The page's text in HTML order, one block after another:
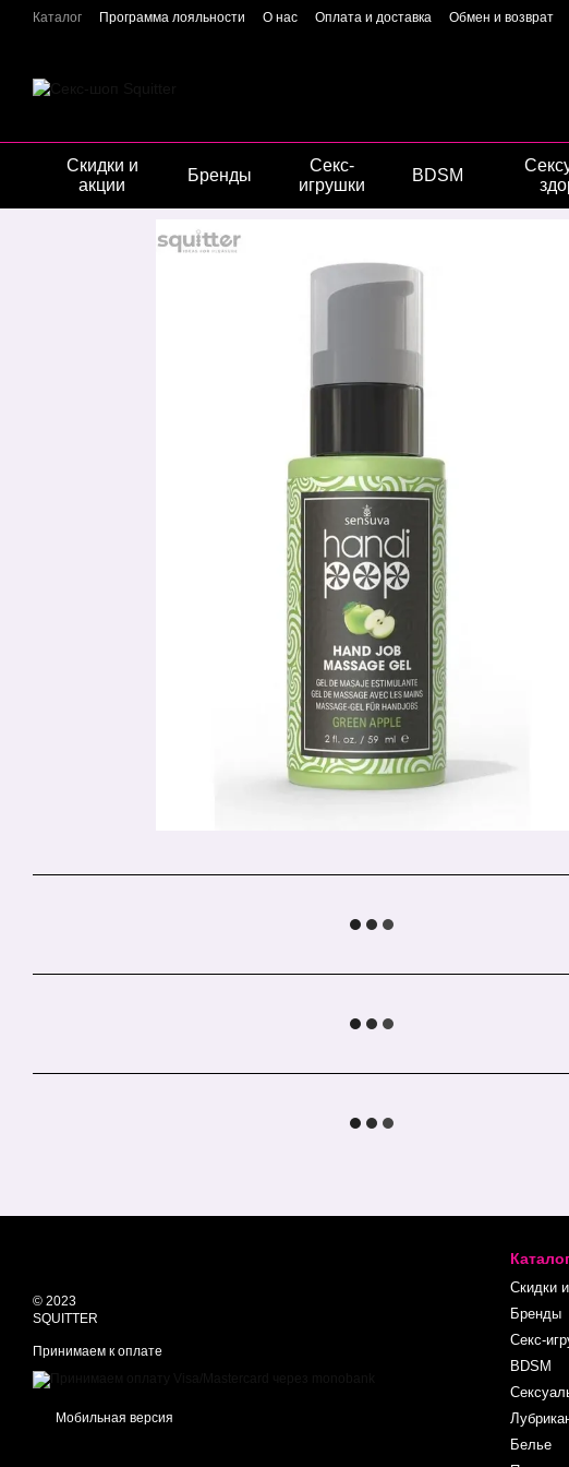
Перейти к основному контенту
Каталог Программа лояльности О нас Оплата и доставка Обмен и возврат
Скидки и
акции
Бренды
Секс-
игрушки
BDSM
© 2023
SQUITTER
Принимаем к оплате
Мобильная версия
Скидки
Бренды
Секс-
BDSM
Белье